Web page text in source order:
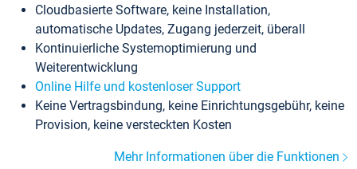
Cloudbasierte Software, keine Installation,
automatische Updates, Zugang jederzeit, überall
Kontinuierliche Systemoptimierung und
Weiterentwicklung
Online Hilfe und kostenloser Support
Keine Vertragsbindung, keine Einrichtungsgebühr, keine
Provision, keine versteckten Kosten
Mehr Informationen über die Funktionen